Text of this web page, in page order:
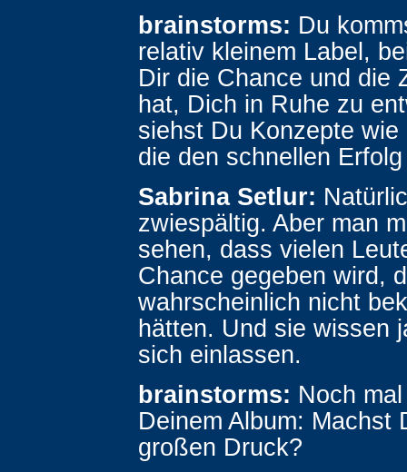
brainstorms: Du
relativ kleinem Label,
Dir die Chance und die
hat, Dich in Ruhe zu
siehst Du Konzepte
die den schnellen
Sabrina Setlur:
zwiespältig. Aber man
sehen, dass vielen
Chance gegeben wird,
wahrscheinlich nicht
hätten. Und sie wissen
sich einlassen.
brainstorms: Noch
Deinem Album: Machst
großen Druck?